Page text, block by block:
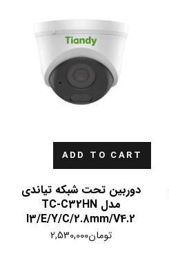
ADD TO CART
دوربین تحت شبکه تیاندی
مدل TC-C32HN
I3/E/Y/C/2.8mm/V4.2
تومان2,530,000